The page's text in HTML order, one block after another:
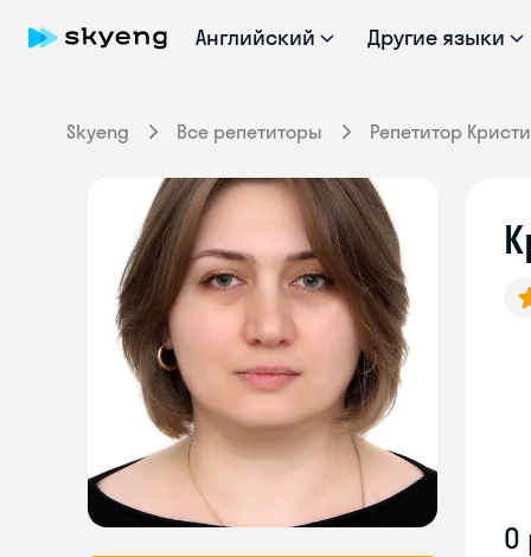
Английский Другие языки
Skyeng Все репетиторы Репетитор
О